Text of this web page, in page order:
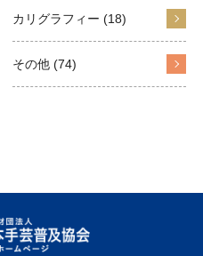
カリグラフィー (18)
その他 (74)